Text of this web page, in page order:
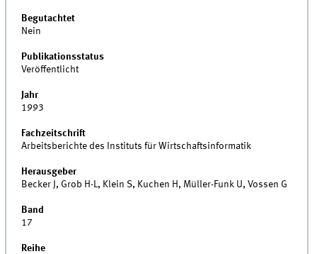
Begutachtet
Nein
Publikationsstatus
Veröffentlicht
Jahr
1993
Fachzeitschrift
Arbeitsberichte des Instituts für Wirtschaftsinformatik
Herausgeber
Becker J, Grob H-L, Klein S, Kuchen H, Müller-Funk U, Vossen G
Band
17
Reihe